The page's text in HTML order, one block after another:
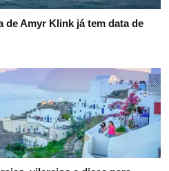
de Amyr Klink já tem data de